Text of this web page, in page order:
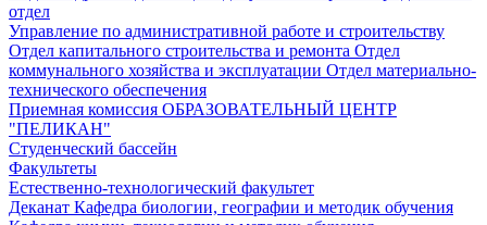
отдел
Управление по административной работе и строительству
Отдел капитального строительства и ремонта Отдел
коммунального хозяйства и эксплуатации Отдел материально-
технического обеспечения
Приемная комиссия ОБРАЗОВАТЕЛЬНЫЙ ЦЕНТР
"ПЕЛИКАН"
Студенческий бассейн
Факультеты
Естественно-технологический факультет
Деканат Кафедра биологии, географии и методик обучения